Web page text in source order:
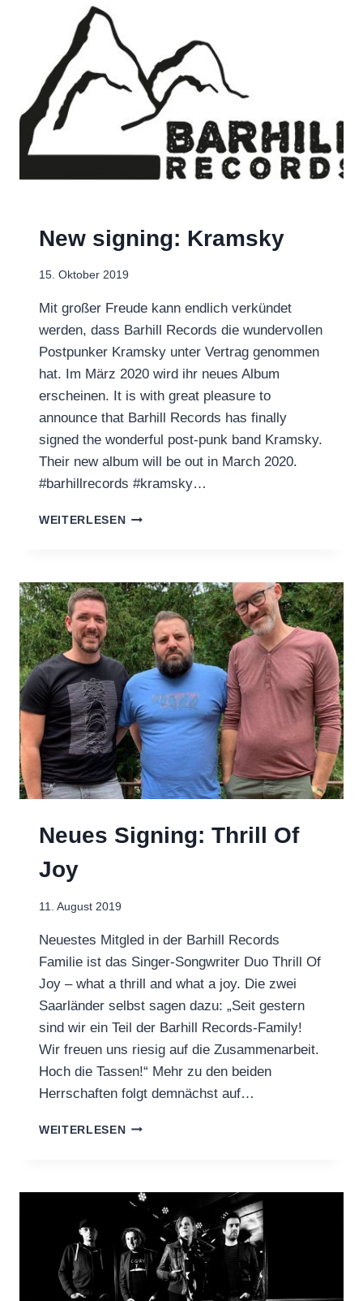
New signing: Kramsky
15. Oktober 2019
Mit großer Freude kann endlich verkündet
werden, dass Barhill Records die wundervollen
Postpunker Kramsky unter Vertrag genommen
hat. Im März 2020 wird ihr neues Album
erscheinen. It is with great pleasure to
announce that Barhill Records has finally
signed the wonderful post-punk band Kramsky.
Their new album will be out in March 2020.
#barhillrecords #kramsky…
WEITERLESENNEW
Neues Signing: Thrill Of
Joy
11. August 2019
Neuestes Mitgled in der Barhill Records
Familie ist das Singer-Songwriter Duo Thrill Of
Joy – what a thrill and what a joy. Die zwei
Saarländer selbst sagen dazu: „Seit gestern
sind wir ein Teil der Barhill Records-Family!
Wir freuen uns riesig auf die Zusammenarbeit.
Hoch die Tassen!“ Mehr zu den beiden
Herrschaften folgt demnächst auf…
WEITERLESENNEUES
JOY